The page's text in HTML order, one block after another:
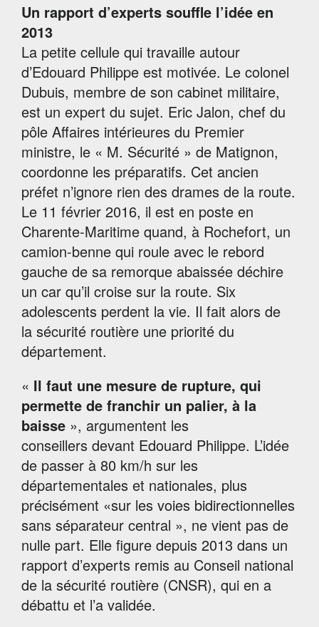
Un rapport d’experts souffle l’idée en
2013
La petite cellule qui travaille autour
d’Edouard Philippe est motivée. Le colonel
Dubuis, membre de son cabinet militaire,
est un expert du sujet. Eric Jalon, chef du
pôle Affaires intérieures du Premier
ministre, le « M. Sécurité » de Matignon,
coordonne les préparatifs. Cet ancien
préfet n’ignore rien des drames de la route.
Le 11 février 2016, il est en poste en
Charente-Maritime quand, à Rochefort, un
camion-benne qui roule avec le rebord
gauche de sa remorque abaissée déchire
un car qu’il croise sur la route. Six
adolescents perdent la vie. Il fait alors de
la sécurité routière une priorité du
département.
« Il faut une mesure de rupture, qui
permette de franchir un palier, à la
baisse », argumentent les
conseillers devant Edouard Philippe. L’idée
de passer à 80 km/h sur les
départementales et nationales, plus
précisément «sur les voies bidirectionnelles
sans séparateur central », ne vient pas de
nulle part. Elle figure depuis 2013 dans un
rapport d’experts remis au Conseil national
de la sécurité routière (CNSR), qui en a
débattu et l’a validée.